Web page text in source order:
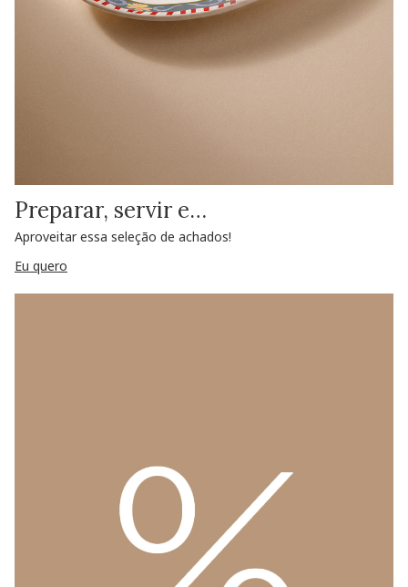
Preparar, servir e…
Aproveitar essa seleção de achados!
Eu quero